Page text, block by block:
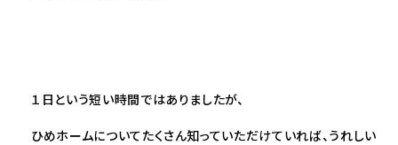
１日という短い時間ではありましたが、
ひめホームについてたくさん知っていただけていれば、うれしい